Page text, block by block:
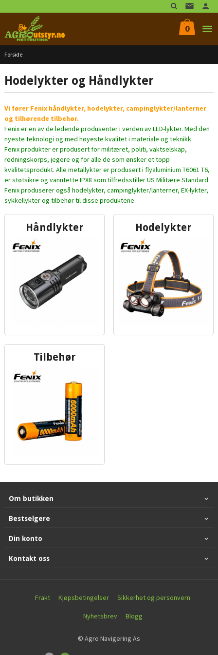
til
innholdet
0
Forside
Hodelykter og Håndlykter
Vi fører Fenix håndlykter, hodelykter, campinglykter/lanterner
og tilhørende tilbehør.
Fenix er en av de ledende produsenter i verden av LED-lykter. Med den
nyeste teknologi og med høyeste kvalitet i materiale og teknikk.
Fenix produkter er produsert for militæret, politi, vakt­selskap,
redningskorps, jegere og for alle de som ønsker et topp
kvalitetsprodukt. Alle metal­lykter er produsert i flyaluminium T6061 T6,
er støtsikre og vanntette IPX8 som tilfredsstiller US Militære Standard.
Fenix produserer også hodelykter, camping­lykter/lanterner, EX-­lykter,
sykkellykter og tilbehør til disse produktene.
Håndlykter Hodelykter
Tilbehør
Om butikken
Bestselgere
Din konto
Kontakt oss
Frakt Kjøpsbetingelser Sikkerhet og personvern
Nyhetsbrev Blogg
© Agro Navigering As